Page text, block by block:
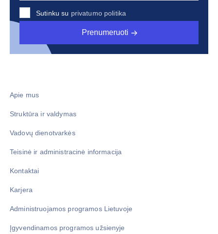
Sutinku su privatumo politika
Prenumeruoti
Apie mus
Struktūra ir valdymas
Vadovų dienotvarkės
Teisinė ir administracinė informacija
Kontaktai
Karjera
Administruojamos programos Lietuvoje
Įgyvendinamos programos užsienyje